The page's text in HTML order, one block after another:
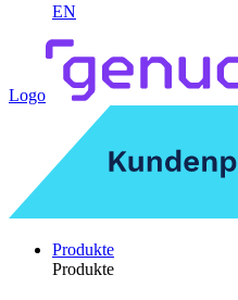
EN
Logo
Produkte
Produkte